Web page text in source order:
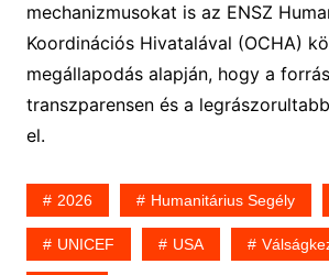
mechanizmusokat is az ENSZ
Koordinációs Hivatalával (OCHA)
megállapodás alapján, hogy a
transzparensen és a
el.
2026 Humanitárius Segély
UNICEF USA